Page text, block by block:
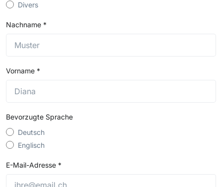
Divers
Nachname *
Vorname *
Bevorzugte Sprache
Deutsch
Englisch
E-Mail-Adresse *